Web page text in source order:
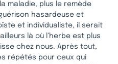
maladie, plus le remède
hasardeuse et
et individualiste, il serait
là où l’herbe est plus
chez nous. Après tout,
répétés pour ceux qui